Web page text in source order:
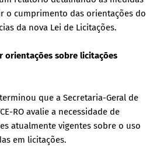
o cumprimento das orientações do
da nova Lei de Licitações.
orientações sobre licitações
que a Secretaria-Geral de
RO avalie a necessidade de
atualmente vigentes sobre o uso
em licitações.